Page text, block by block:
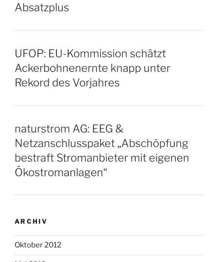
Absatzplus
UFOP: EU-Kommission schätzt
Ackerbohnenernte knapp unter
Rekord des Vorjahres
naturstrom AG: EEG &
Netzanschlusspaket „Abschöpfung
bestraft Stromanbieter mit eigenen
Ökostromanlagen“
ARCHIV
Oktober 2012